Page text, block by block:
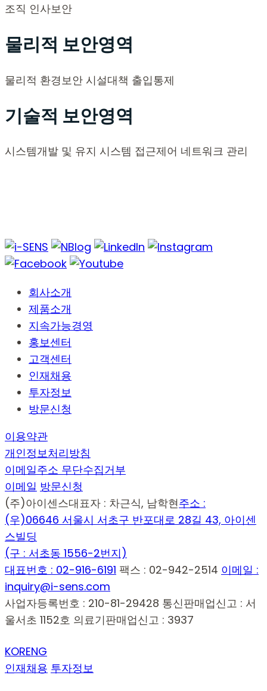
조직 인사보안
물리적 보안영역
물리적 환경보안 시설대책 출입통제
기술적 보안영역
시스템개발 및 유지 시스템 접근제어 네트워크 관리
회사소개
제품소개
지속가능경영
홍보센터
고객센터
인재채용
투자정보
방문신청
이용약관
개인정보처리방침
이메일주소 무단수집거부
이메일 방문신청
(주)아이센스대표자 : 차근식, 남학현주소 :
(우)06646 서울시 서초구 반포대로 28길 43, 아이센
스빌딩
(구 : 서초동 1556-2번지)
대표번호 : 02-916-6191 팩스 : 02-942-2514 이메일 :
inquiry@i-sens.com
사업자등록번호 : 210-81-29428 통신판매업신고 : 서
울서초 1152호 의료기판매업신고 : 3937
KORENG
인재채용 투자정보